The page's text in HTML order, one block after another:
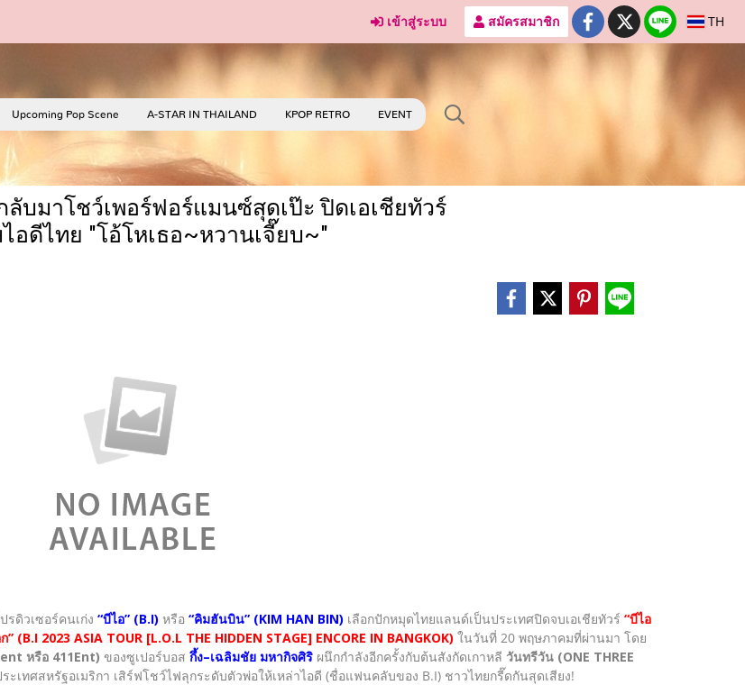
เข้าสู่ระบบ สมัครสมาชิก TH
Upcoming Pop Scene A-STAR IN THAILAND KPOP RETRO EVENT
มาโชว์เพอร์ฟอร์แมนซ์สุดเป๊ะ ปิดเอเชียทัวร์
ไอดีไทย "โอ้โหเธอ~หวานเจี๊ยบ~"
ดิวเซอร์คนเก่ง “บีไอ” (B.I) หรือ “คิมฮันบิน” (KIM HAN BIN) เลือกปักหมุดไทยแลนด์เป็นประเทศปิดจบเอเชียทัวร์ “บีไอ
2023 ASIA TOUR [L.O.L THE HIDDEN STAGE] ENCORE IN BANGKOK) ในวันที่ 20 พฤษภาคมที่ผ่านมา โดย
หรือ 411Ent) ของซูเปอร์บอส กึ้ง–เฉลิมชัย มหากิจศิริ ผนึกกำลังอีกครั้งกับต้นสังกัดเกาหลี วันทรีวัน (ONE THREE
ะเทศสหรัฐอเมริกา เสิร์ฟโชว์ไฟลุกระดับตัวพ่อให้เหล่าไอดี (ชื่อแฟนคลับของ B.I) ชาวไทยกรี๊ดกันสุดเสียง!